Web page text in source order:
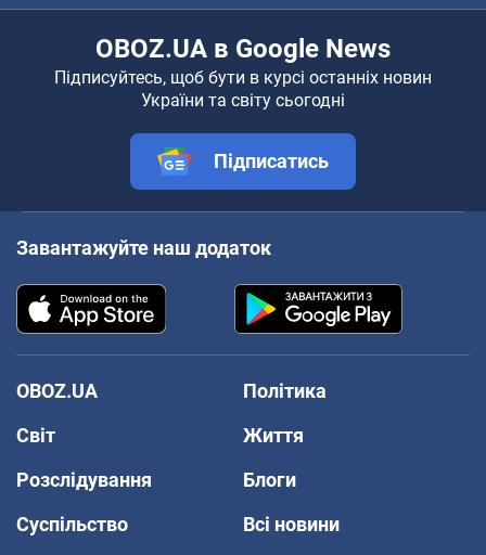
OBOZ.UA в Google News
Підписуйтесь, щоб бути в курсі останніх новин
України та світу сьогодні
Підписатись
Завантажуйте наш додаток
OBOZ.UA
Політика
Світ
Життя
Розслідування
Блоги
Суспільство
Всі новини